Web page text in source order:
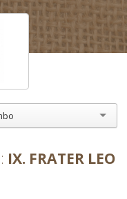
IX. FRATER LEO